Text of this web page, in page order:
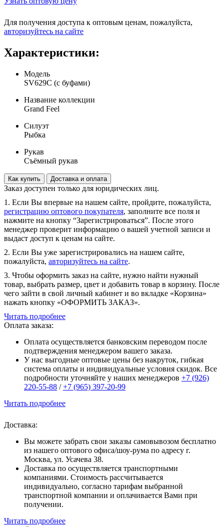
Для получения доступа к оптовым ценам, пожалуйста,
aвторизуйтесь на сайте
Характеристики:
Модель
SV629C (с буфами)
Название коллекции
Grand Feel
Силуэт
Рыбка
Рукав
Съёмный рукав
Как купить Доставка и оплата
Заказ доступен только для юридических лиц.
1. Если Вы впервые на нашем сайте, пройдите, пожалуйста,
регистрацию оптового покупателя, заполните все поля и
нажмите на кнопку “Зарегистрироваться”. После этого
менеджер проверит информацию о вашей учетной записи и
выдаст доступ к ценам на сайте.
2. Если Вы уже зарегистрировались на нашем сайте,
пожалуйста, авторизуйтесь на сайте.
3. Чтобы оформить заказ на сайте, нужно найти нужный
товар, выбрать размер, цвет и добавить товар в корзину. После
чего зайти в свой личный кабинет и во вкладке «Корзина»
нажать кнопку «ОФОРМИТЬ ЗАКАЗ».
Читать подробнее
Оплата заказа:
Оплата осуществляется банковским переводом после
подтверждения менеджером вашего заказа.
У нас выгодные оптовые цены без накруток, гибкая
система оплаты и индивидуальные условия скидок. Все
подробности уточняйте у наших менеджеров +7 (926)
220-55-88 /+7 (965) 397-20-99
Читать подробнее
Доставка:
Вы можете забрать свои заказы самовывозом бесплатно
из нашего оптового офиса/шоу-рума по адресу г.
Москва, ул. Усачева 38.
Доставка по осуществляется транспортными
компаниями. Стоимость рассчитывается
индивидуально, согласно тарифам выбранной
транспортной компании и оплачивается Вами при
получении.
Читать подробнее